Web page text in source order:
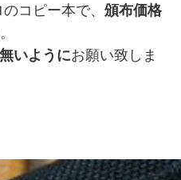
コピー本で、頒布価格
いようにお願い致しま